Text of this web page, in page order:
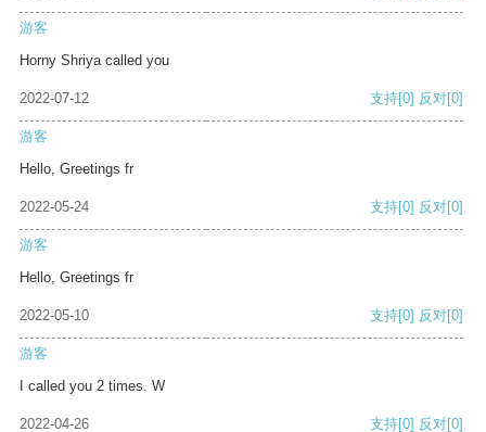
游客
Horny Shriya called you
2022-07-12 支持[0] 反对[0]
游客
Hello, Greetings fr
2022-05-24 支持[0] 反对[0]
游客
Hello, Greetings fr
2022-05-10 支持[0] 反对[0]
游客
I called you 2 times. W
2022-04-26 支持[0] 反对[0]